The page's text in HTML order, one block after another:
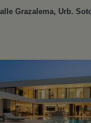
Grazalema, Urb.